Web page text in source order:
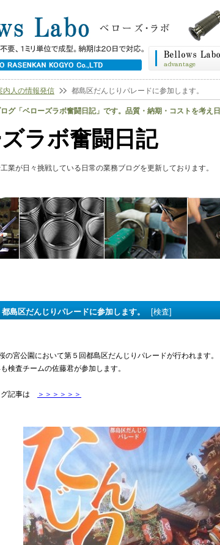
内人の情報発信 都島区だんじりパレードに参加します。
グ「ベローズラボ奮闘日記」です。品質・納期・コストを考え日
ラボ奮闘日記
業が日々挑戦している日常の業務ブログを更新しております。
都島区だんじりパレードに参加します。 [検査]
の宮公園において第５回都島区だんじりパレードが行われます。
検査チームの佐藤君が参加します。
グ記事は ＞＞＞＞＞＞